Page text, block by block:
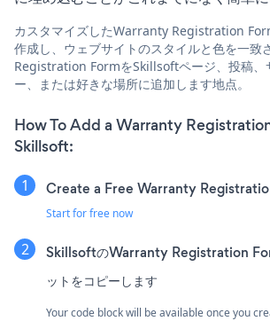
カスタマイズしたWarranty Registration
作成し、ウェブサイトのスタイルと色を一
Registration FormをSkillsoftページ、投稿、
ー、または好きな場所に追加します地点。
How To Add a Warranty
Skillsoft:
Create a Free Warranty
Start for free now
SkillsoftのWarranty Registration
ットをコピーします
Your code block will be available once you